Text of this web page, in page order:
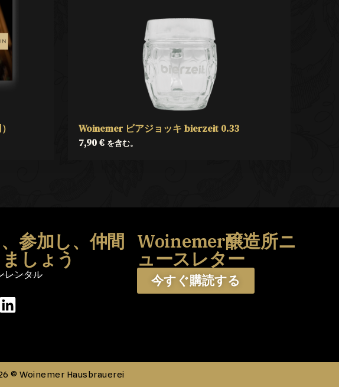
Woinemer ビアジョッキ bierzeit 0.33
7,90€ を含む。
参加し、仲間
しょう
レンタル
Woinemer醸造所ニ
ュースレター
今すぐ購読する
© Woinemer Hausbrauerei